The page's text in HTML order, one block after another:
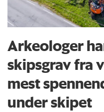
Arkeologer
skipsgrav fra
mest
under skipet